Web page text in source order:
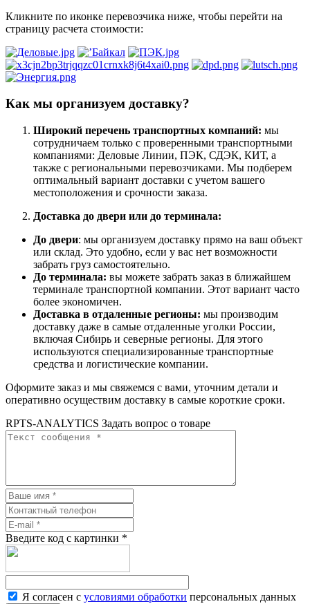
Кликните по иконке перевозчика ниже, чтобы перейти на
страницу расчета стоимости:
Как мы организуем доставку?
Широкий перечень транспортных компаний: мы
сотрудничаем только с проверенными транспортными
компаниями: Деловые Линии, ПЭК, СДЭК, КИТ, а
также с региональными перевозчиками. Мы подберем
оптимальный вариант доставки с учетом вашего
местоположения и срочности заказа.
Доставка до двери или до терминала:
До двери: мы организуем доставку прямо на ваш объект
или склад. Это удобно, если у вас нет возможности
забрать груз самостоятельно.
До терминала: вы можете забрать заказ в ближайшем
терминале транспортной компании. Этот вариант часто
более экономичен.
Доставка в отдаленные регионы: мы производим
доставку даже в самые отдаленные уголки России,
включая Сибирь и северные регионы. Для этого
используются специализированные транспортные
средства и логистические компании.
Оформите заказ и мы свяжемся с вами, уточним детали и
оперативно осуществим доставку в самые короткие сроки.
RPTS-ANALYTICS Задать вопрос о товаре
Введите код с картинки *
Я согласен с условиями обработки персональных данных